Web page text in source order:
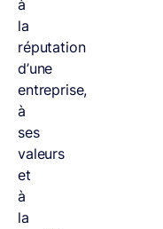
à
la
réputation
d’une
entreprise,
à
ses
valeurs
et
à
la